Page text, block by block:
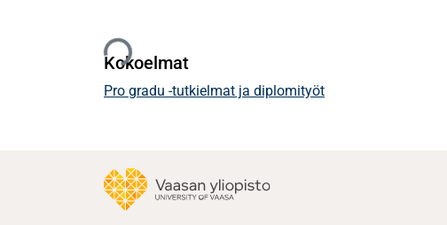
Ladataan...
Kokoelmat
Pro gradu -tutkielmat ja diplomityöt